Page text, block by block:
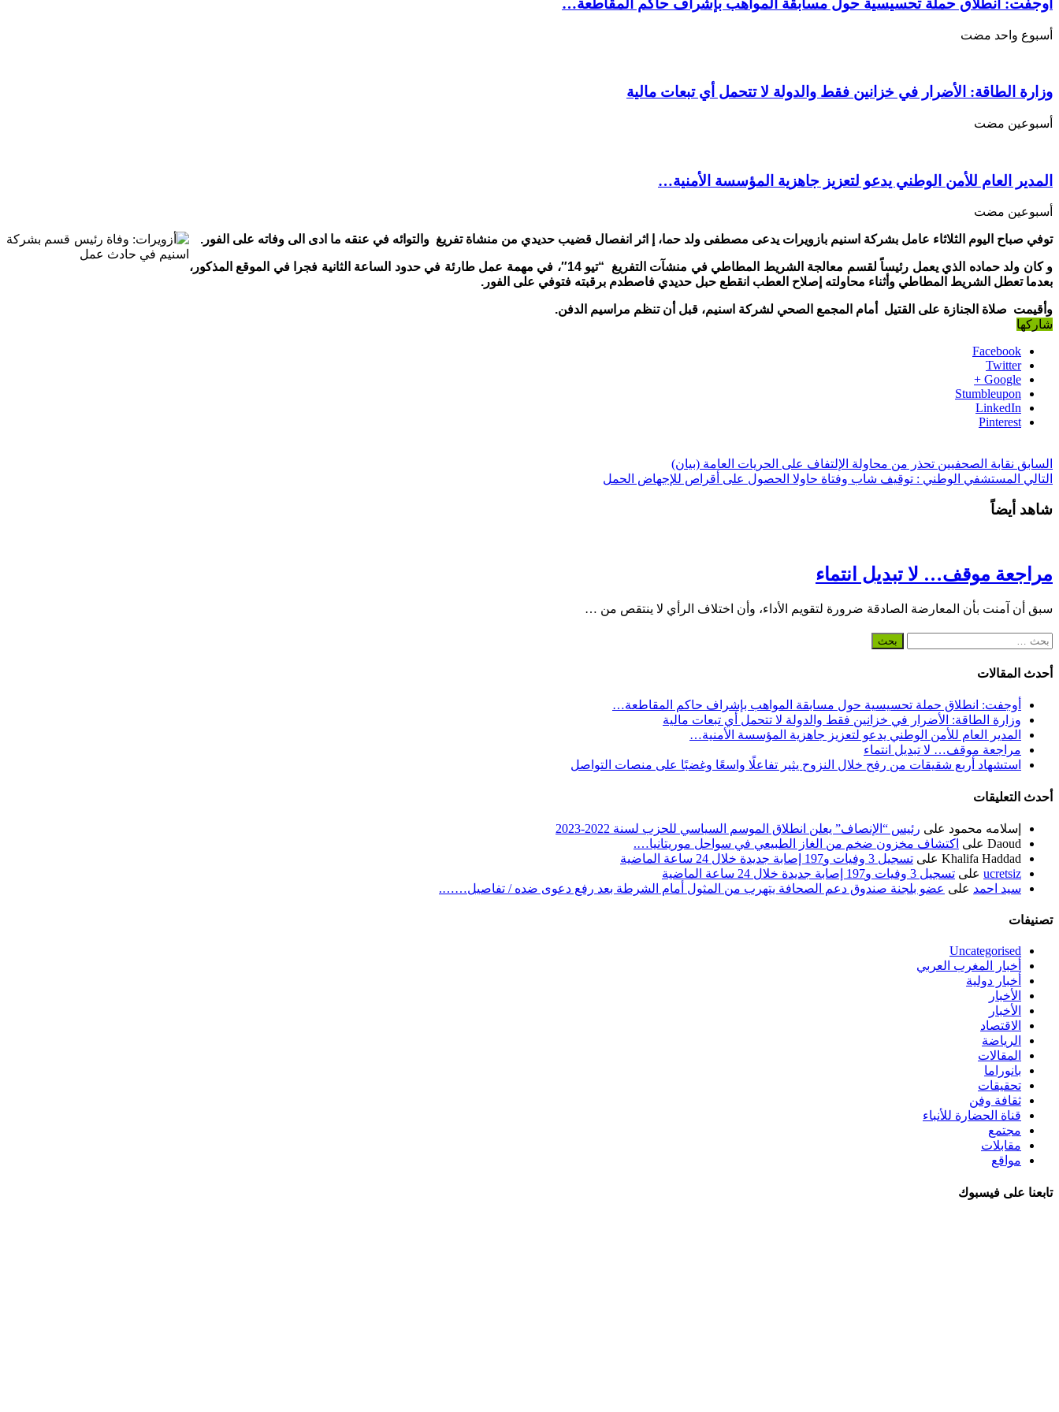
في
حادث
أوجفت: انطلاق حملة تحسيسية حول مسابقة المواهب بإشراف حاكم المقاطعة…
‏أسبوع واحد مضت
وزارة الطاقة: الأضرار في خزانين فقط والدولة لا تتحمل أي تبعات مالية
‏أسبوعين مضت
المدير العام للأمن الوطني يدعو لتعزيز جاهزية المؤسسة الأمنية…
‏أسبوعين مضت
توفي صباح اليوم الثلاثاء عامل بشركة اسنيم بازويرات يدعى مصطفى ولد حما، إ اثر انفصال قضيب حديدي من منشاة تفريغ والتوائه في عنقه ما ادى الى وفاته على الفور.
و كان ولد حماده الذي يعمل رئيساً لقسم معالجة الشريط المطاطي في منشآت التفريغ “تيو 14″، في مهمة عمل طارئة في حدود الساعة الثانية فجرا في الموقع المذكور،
بعدما تعطل الشريط المطاطي وأثناء محاولته إصلاح العطب انقطع حبل حديدي فاصطدم برقبته فتوفي على الفور.
وأقيمت صلاة الجنازة على القتيل أمام المجمع الصحي لشركة اسنيم، قبل أن تنظم مراسيم الدفن.
شاركها
Facebook
Twitter
Google +
Stumbleupon
LinkedIn
Pinterest
السابق نقابة الصحفيين تحذر من محاولة الإلتفاف على الحريات العامة (بيان)
التالي المستشفي الوطني : توقيف شاب وفتاة حاولا الحصول على أقراص للإجهاض الحمل
شاهد أيضاً
مراجعة موقف… لا تبديل انتماء
سبق أن آمنت بأن المعارضة الصادقة ضرورة لتقويم الأداء، وأن اختلاف الرأي لا ينتقص من …
البحث
أحدث المقالات
أوجفت: انطلاق حملة تحسيسية حول مسابقة المواهب بإشراف حاكم المقاطعة…
وزارة الطاقة: الأضرار في خزانين فقط والدولة لا تتحمل أي تبعات مالية
المدير العام للأمن الوطني يدعو لتعزيز جاهزية المؤسسة الأمنية…
مراجعة موقف… لا تبديل انتماء
استشهاد أربع شقيقات من رفح خلال النزوح يثير تفاعلًا واسعًا وغضبًا على منصات التواصل
أحدث التعليقات
إسلامه محمود على رئيس “الإنصاف” يعلن انطلاق الموسم السياسي للحزب لسنة 2022-2023
Daoud على اكتشاف مخزون ضخم من الغاز الطبيعي في سواحل موريتانيا….
Khalifa Haddad على تسجيل 3 وفيات و197 إصابة جديدة خلال 24 ساعة الماضية
ucretsiz على تسجيل 3 وفيات و197 إصابة جديدة خلال 24 ساعة الماضية
سيد احمد على عضو بلجنة صندوق دعم الصحافة يتهرب من المثول أمام الشرطة بعد رفع دعوى ضده / تفاصيل…….
تصنيفات
Uncategorised
أخبار المغرب العربي
أخبار دولية
الأخبار
الأخبار
الاقتصاد
الرياضة
المقالات
بانوراما
تحقيقات
ثقافة وفن
قناة الحضارة للأنباء
مجتمع
مقابلات
مواقع
تابعنا على فيسبوك